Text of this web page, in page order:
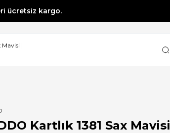
ücretsiz kargo.
ücretsiz kargo.
ücretsiz kargo.
Kartlık 1381 Sax Mavisi